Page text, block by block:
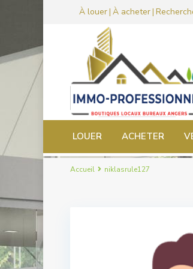
À louer| À acheter|
LOUER ACHETER
Accueil niklasrule127